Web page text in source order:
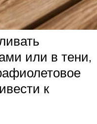
или в тени,
к